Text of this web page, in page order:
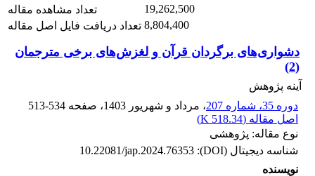
تعداد مشاهده مقاله
19,262,500
تعداد دریافت فایل اصل مقاله 8,804,400
دشواری‌های برگردان قرآن و لغزش‌های برخی مترجمان
(2)
آینه پژوهش
دوره 35، شماره 207
، مرداد و شهریور 1403 ، صفحه 513-534
اصل مقاله (518.34 K
)
نوع مقاله: پژوهشی
شناسه دیجیتال (DOI):
10.22081/jap.2024.76353
نویسنده